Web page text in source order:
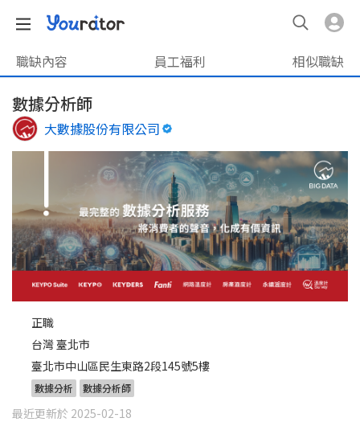
職缺內容 員工福利 相似職缺
數據分析師
大數據股份有限公司
正職
台灣 臺北市
臺北市中山區民生東路2段145號5樓
數據分析 數據分析師
最近更新於 2025-02-18